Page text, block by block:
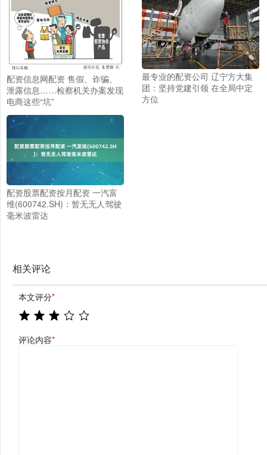
配资信息网配资 售假、诈骗、
泄露信息……检察机关办案发现
电商这些“坑”
最专业的配资公司 辽宁方大集
团：坚持党建引领 在全局中定
方位
配资股票配资按月配资 一汽富
维(600742.SH)：暂无无人驾驶
毫米波雷达
相关评论
本文评分*
评论内容*